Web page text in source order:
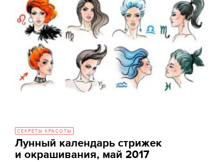
СЕКРЕТЫ КРАСОТЫ
Лунный календарь стрижек
и окрашивания, май 2017